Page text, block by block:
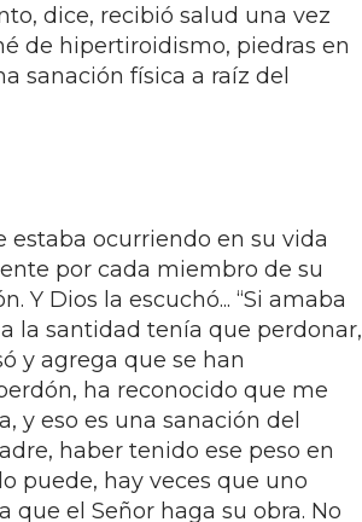
dice, recibió salud una vez
de hipertiroidismo, piedras en
sanación física a raíz del
estaba ocurriendo en su vida
por cada miembro de su
Y Dios la escuchó... “Si amaba
la santidad tenía que perdonar,
y agrega que se han
ha reconocido que me
y eso es una sanación del
haber tenido ese peso en
puede, hay veces que uno
el Señor haga su obra. No